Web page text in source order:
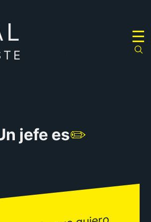
☰
jefe es✏️